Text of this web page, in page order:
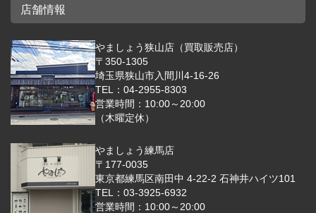
店舗情報
やましょう狭山店（買取販売店）
〒350-1305
埼玉県狭山市入間川4-16-26
TEL：04-2955-8303
営業時間：10:00～20:00
（木曜定休）
やましょう練馬店
〒177-0035
東京都練馬区南田中 4-22-2 石神井ハイツ101
TEL：03-3925-6932
営業時間：10:00～20:00